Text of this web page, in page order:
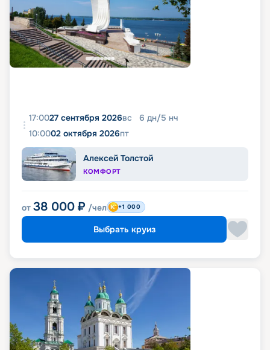
17:0027 сентября 2026вс 6 дн/5 нч
10:0002 октября 2026пт
Алексей Толстой
КОМФОРТ
от 38 000 ₽ /чел +1 000
Выбрать круиз